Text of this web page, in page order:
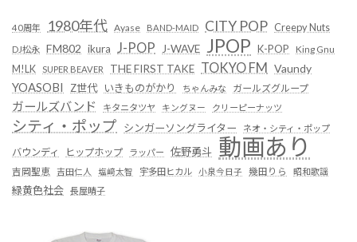
40周年 1980年代 Ayase BAND-MAID CITY POP Creepy Nuts
DJ松永 FM802 ikura J-POP J-WAVE JPOP K-POP
King Gnu
M!LK
SUPER BEAVER THE FIRST TAKE TOKYO FM Vaundy
YOASOBI Z世代 いきものがかり ちゃんみな ガールズグループ
ガールズバンド キタニタツヤ キングヌー クリーピーナッツ
シティ・ポップ シンガーソングライター ネオ・シティ・ポップ
バウンディ ヒップホップ ラッパー 佐野勇斗 動画あり
吉岡聖恵 吉田仁人 塩﨑太智 宇多田ヒカル 小泉今日子 幾田りら 昭和歌謡
緑黄色社会 長屋晴子